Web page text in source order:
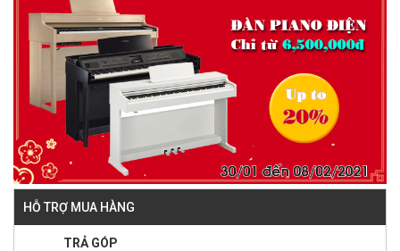
HỖ TRỢ MUA HÀNG
TRẢ GÓP